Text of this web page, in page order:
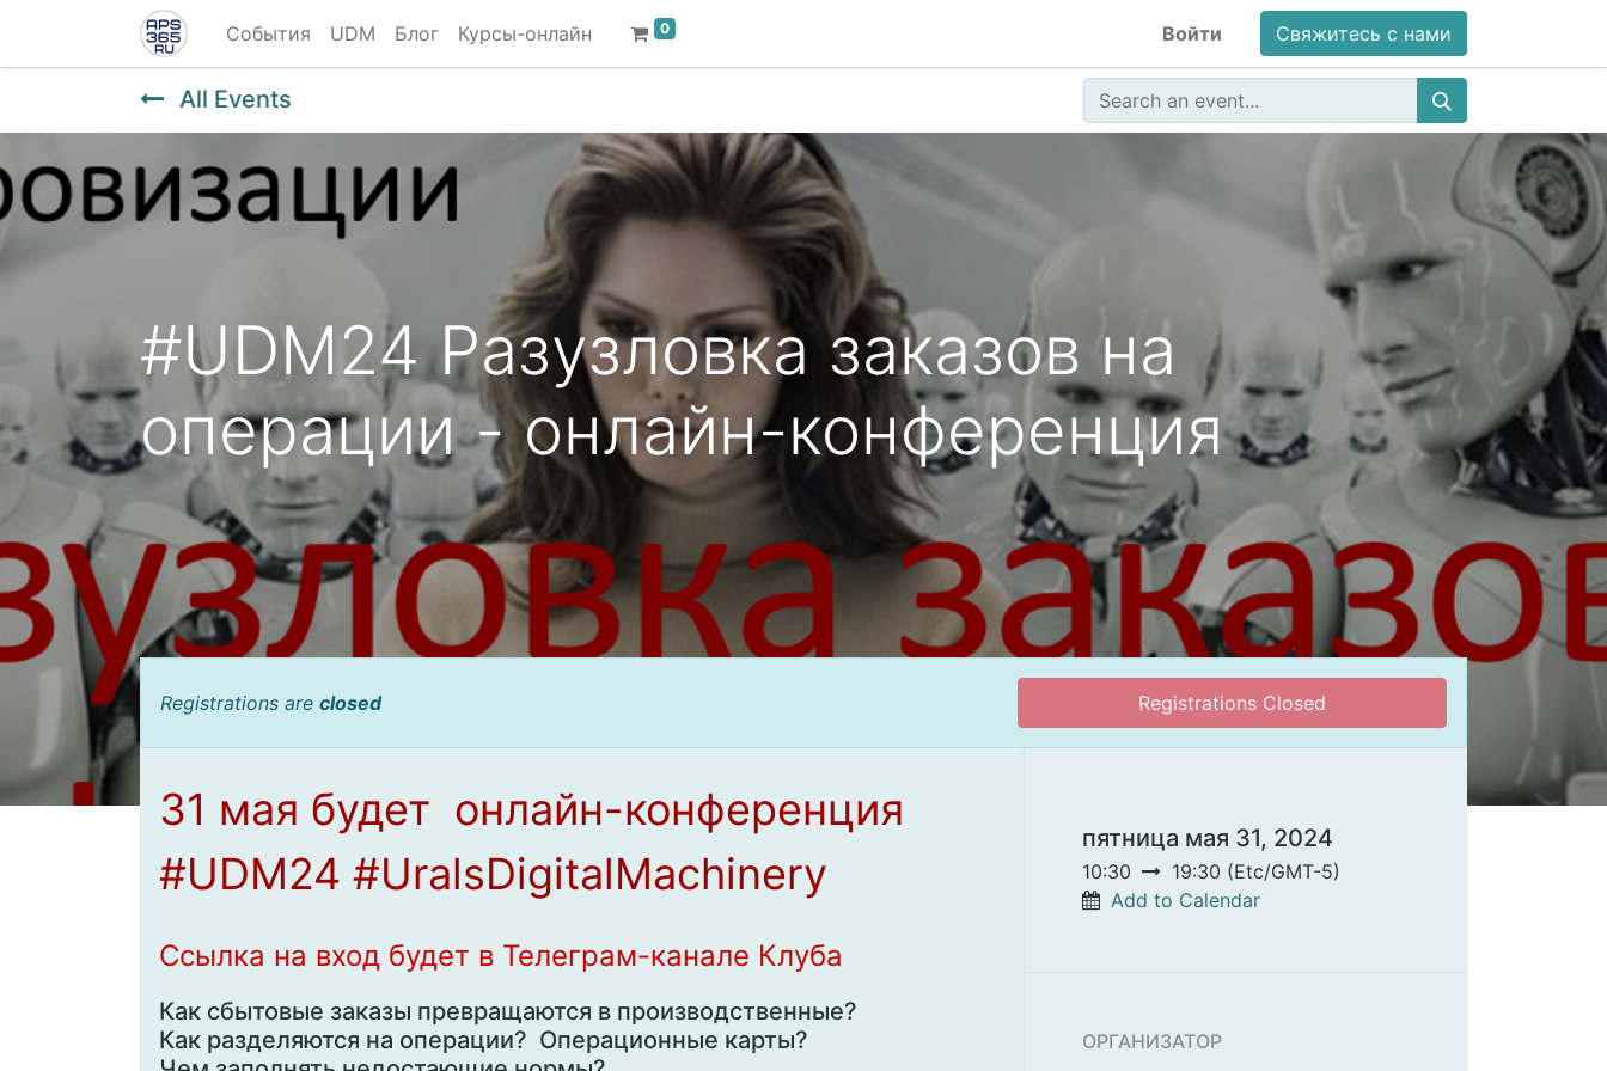
События UDM Блог Курсы-онлайн 0 Войти Свяжитесь с нами
All Events
#UDM24 Разузловка заказов на
операции - онлайн-конференция
Registrations are closed Registrations Closed
31 мая будет онлайн-конференция
#UDM24 #UralsDigitalMachinery
Ссылка на вход будет в Телеграм-канале Клуба
Как сбытовые заказы превращаются в производственные?
Как разделяются на операции? Операционные карты?
пятница мая 31, 2024
10:30 19:30 (Etc/GMT-5)
Add to Calendar
ОРГАНИЗАТОР